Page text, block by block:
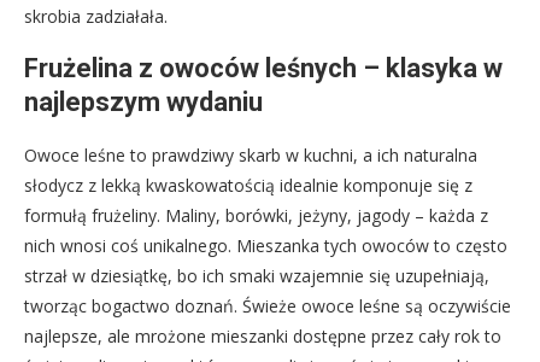
skrobia zadziałała.
Frużelina z owoców leśnych – klasyka w
najlepszym wydaniu
Owoce leśne to prawdziwy skarb w kuchni, a ich naturalna
słodycz z lekką kwaskowatością idealnie komponuje się z
formułą frużeliny. Maliny, borówki, jeżyny, jagody – każda z
nich wnosi coś unikalnego. Mieszanka tych owoców to często
strzał w dziesiątkę, bo ich smaki wzajemnie się uzupełniają,
tworząc bogactwo doznań. Świeże owoce leśne są oczywiście
najlepsze, ale mrożone mieszanki dostępne przez cały rok to